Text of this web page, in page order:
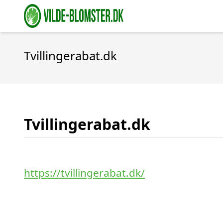
Tvillingerabat.dk
Tvillingerabat.dk
https://tvillingerabat.dk/